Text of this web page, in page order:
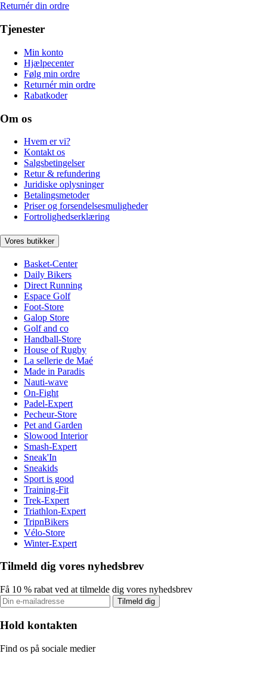
Returnér din ordre
Tjenester
Min konto
Hjælpecenter
Følg min ordre
Returnér min ordre
Rabatkoder
Om os
Hvem er vi?
Kontakt os
Salgsbetingelser
Retur & refundering
Juridiske oplysninger
Betalingsmetoder
Priser og forsendelsesmuligheder
Fortrolighedserklæring
Vores butikker
Basket-Center
Daily Bikers
Direct Running
Espace Golf
Foot-Store
Galop Store
Golf and co
Handball-Store
House of Rugby
La sellerie de Maé
Made in Paradis
Nauti-wave
On-Fight
Padel-Expert
Pecheur-Store
Pet and Garden
Slowood Interior
Smash-Expert
Sneak'In
Sneakids
Sport is good
Training-Fit
Trek-Expert
Triathlon-Expert
TripnBikers
Vélo-Store
Winter-Expert
Tilmeld dig vores nyhedsbrev
Få 10 % rabat ved at tilmelde dig vores nyhedsbrev
Tilmeld dig
Hold kontakten
Find os på sociale medier